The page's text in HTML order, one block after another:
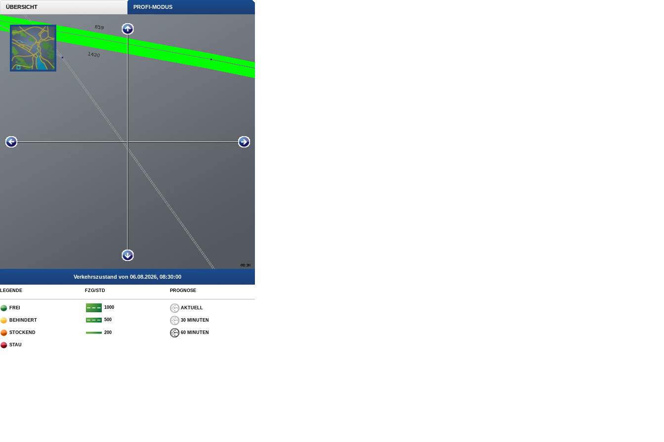
ÜBERSICHT PROFI-MODUS
Verkehrszustand von 06.08.2026, 08:30:00
LEGENDE FZG/STD PROGNOSE
FREI 1000 AKTUELL
BEHINDERT 500 30 MINUTEN
STOCKEND 200 60 MINUTEN
STAU